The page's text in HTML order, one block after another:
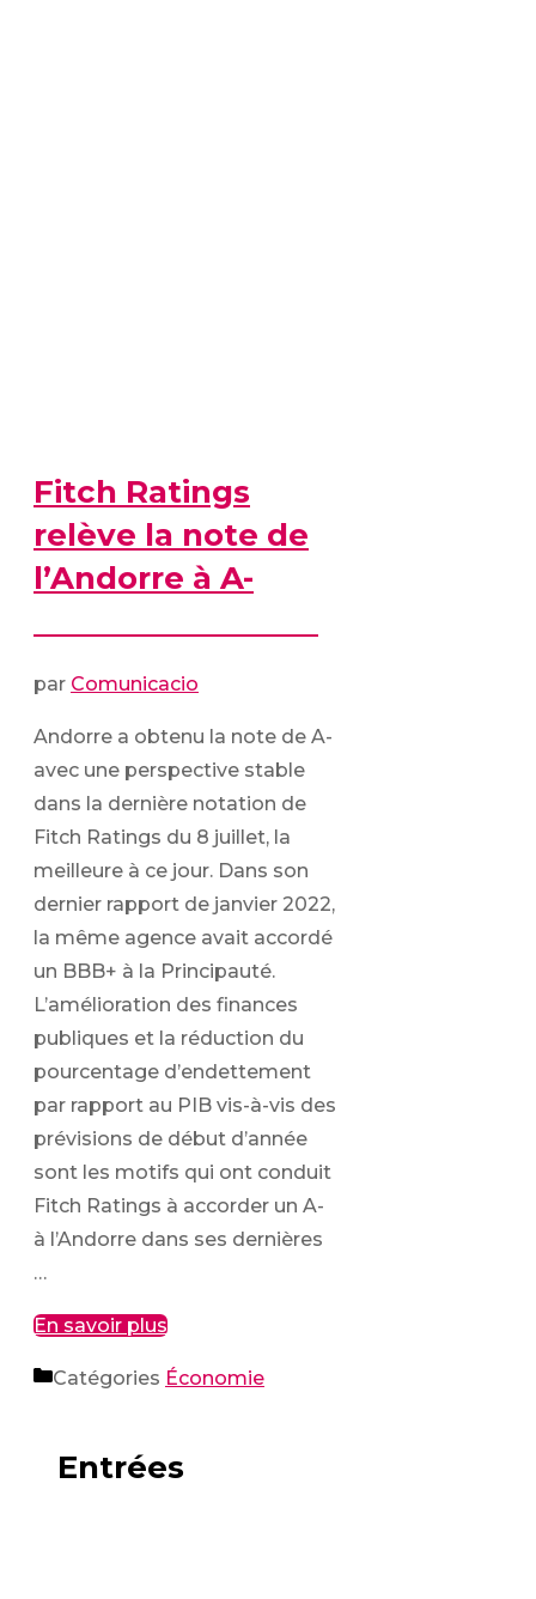
Fitch Ratings
relève la note de
l’Andorre à A-
par Comunicacio
Andorre a obtenu la note de A-
avec une perspective stable
dans la dernière notation de
Fitch Ratings du 8 juillet, la
meilleure à ce jour. Dans son
dernier rapport de janvier 2022,
la même agence avait accordé
un BBB+ à la Principauté.
L’amélioration des finances
publiques et la réduction du
pourcentage d’endettement
par rapport au PIB vis-à-vis des
prévisions de début d’année
sont les motifs qui ont conduit
Fitch Ratings à accorder un A-
à l’Andorre dans ses dernières
…
En savoir plus
Catégories Économie
Entrées